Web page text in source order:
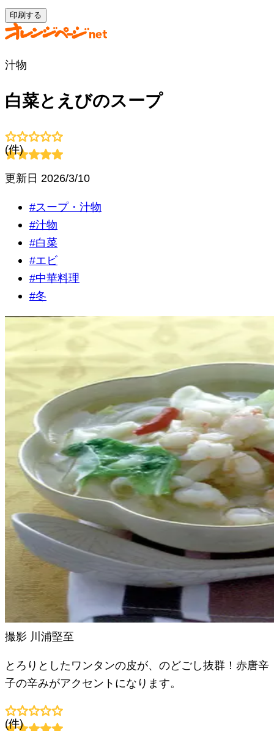
印刷する
汁物
白菜とえびのスープ
(件)
更新日 2026/3/10
#スープ・汁物
#汁物
#白菜
#エビ
#中華料理
#冬
撮影 川浦堅至
とろりとしたワンタンの皮が、のどごし抜群！赤唐辛
子の辛みがアクセントになります。
(件)